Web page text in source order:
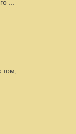
...
том, ...